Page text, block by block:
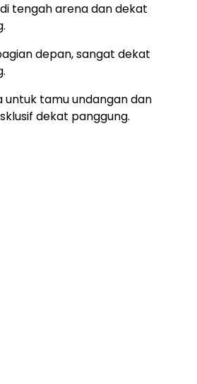
tengah arena dan dekat
depan, sangat dekat
untuk tamu undangan dan
dekat panggung.